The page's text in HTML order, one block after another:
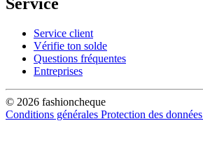
Service client
Vérifie ton solde
Questions fréquentes
Entreprises
© 2026 fashioncheque
Conditions générales Protection des données